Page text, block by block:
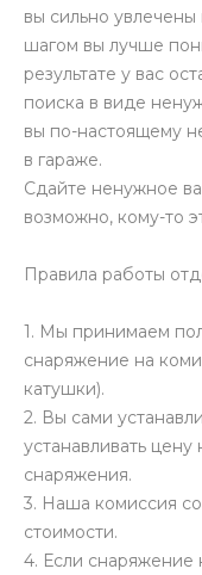
вы сильно
шагом вы лучше
результате у вас
поиска в виде
вы по-настоящему
в гараже.
Сдайте ненужное
возможно, кому-то
Правила работы
1. Мы принимаем
снаряжение на
катушки).
2. Вы сами
устанавливать
снаряжения.
3. Наша комиссия
стоимости.
4. Если снаряжение